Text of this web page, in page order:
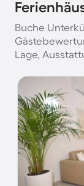
Buche
Lage,